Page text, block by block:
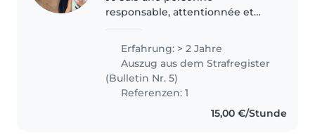
responsable, attentionnée et
étudiante dans une école pour
éducateurs. J’ai toujours aimé
travailler avec les enfants, et mes
études ont..
Erfahrung: > 2 Jahre
Auszug aus dem Strafregister
(Bulletin Nr. 5)
Referenzen: 1
15,00 €/Stunde